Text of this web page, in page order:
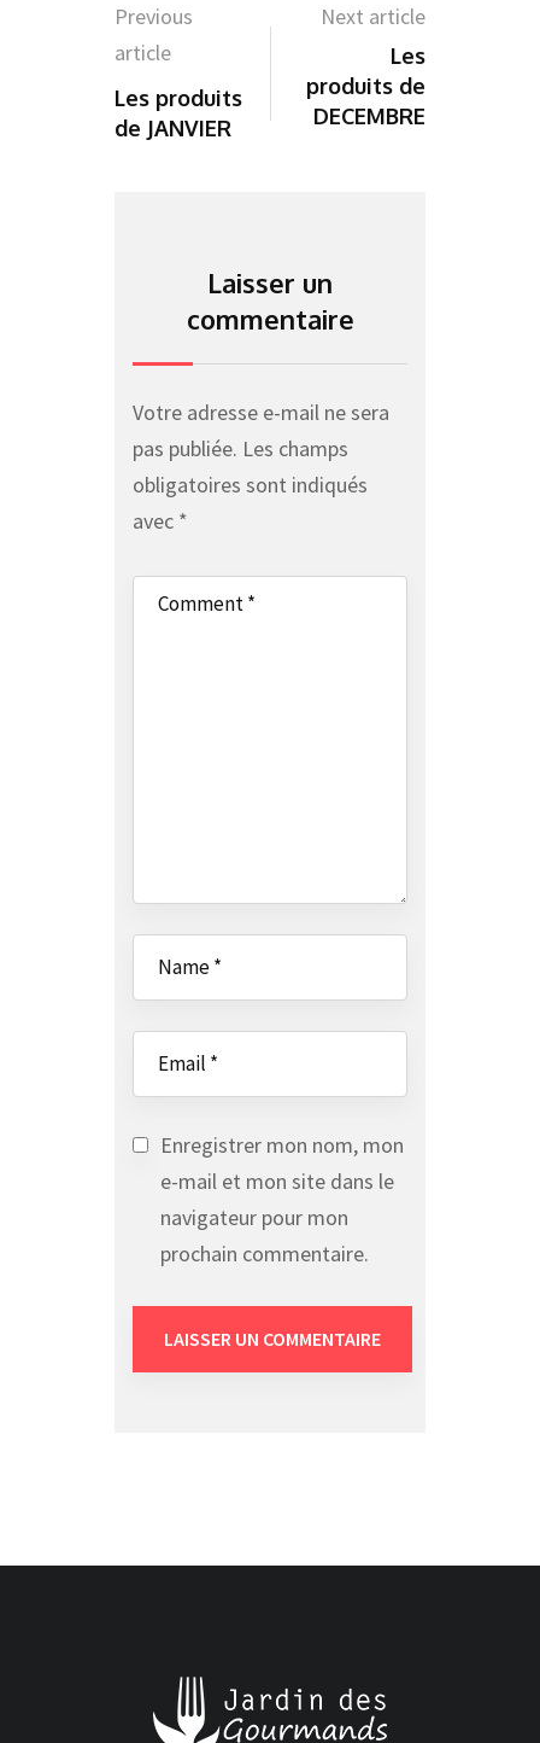
Previous
article
Les produits
de JANVIER
Next article
Les
produits de
DECEMBRE
Laisser un
commentaire
Votre adresse e-mail ne sera
pas publiée. Les champs
obligatoires sont indiqués
avec *
Enregistrer mon nom, mon
e-mail et mon site dans le
navigateur pour mon
prochain commentaire.